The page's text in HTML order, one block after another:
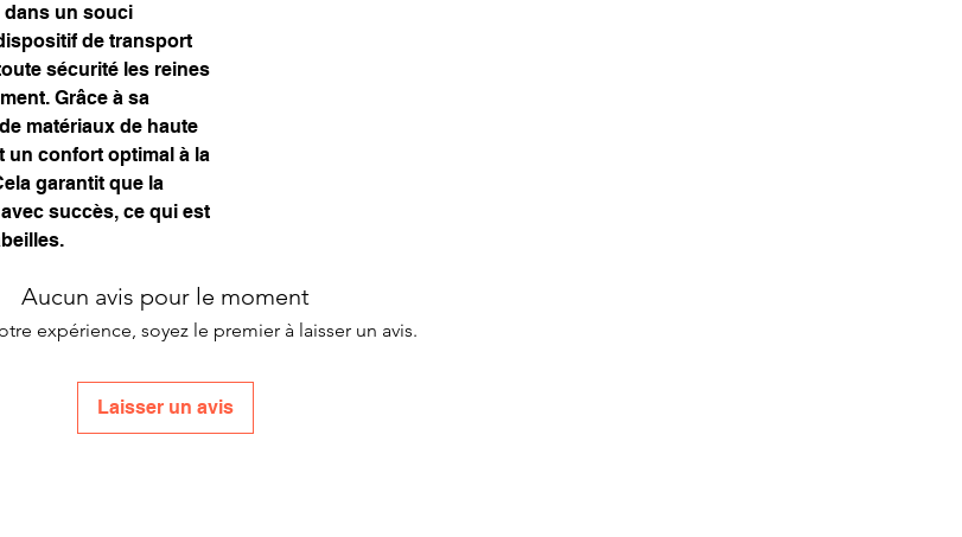
dans un souci
de transport
sécurité les reines
Grâce à sa
matériaux de haute
un confort optimal à la
garantit que la
succès, ce qui est
Aucun avis pour le moment
expérience, soyez le premier à laisser un avis.
Laisser un avis